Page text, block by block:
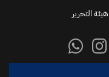
هيئة التحرير